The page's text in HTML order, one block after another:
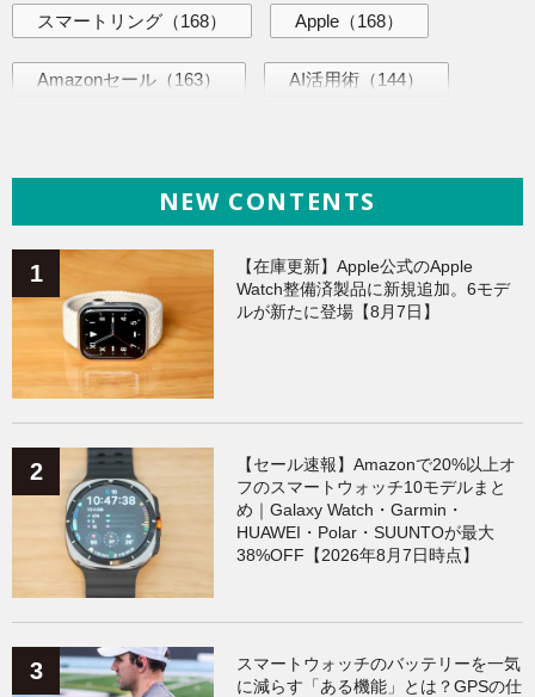
スマートリング （168） Apple （168）
Amazonセール （163） AI活用術 （144）
（138） ガジェット（135）
Galaxy（134） ワークアウト （131）
AppleWatchアクセサリー（124） Fitbit （121）
Xiaomi（118）
NEW CONTENTS
【在庫更新】Apple公式のApple
Watch整備済製品に新規追加。6モデ
ルが新たに登場【8月7日】
【セール速報】Amazonで20%以上オ
フのスマートウォッチ10モデルまと
め｜Galaxy Watch・Garmin・
HUAWEI・Polar・SUUNTOが最大
38%OFF【2026年8月7日時点】
スマートウォッチのバッテリーを一気
に減らす「ある機能」とは？GPSの仕